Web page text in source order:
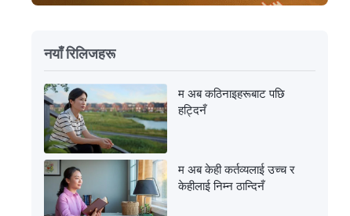
नयाँ रिलिजहरू
म अब कठिनाइहरूबाट पछि
हट्दिनँ
म अब केही कर्तव्यलाई उच्च र
केहीलाई निम्न ठान्दिनँ